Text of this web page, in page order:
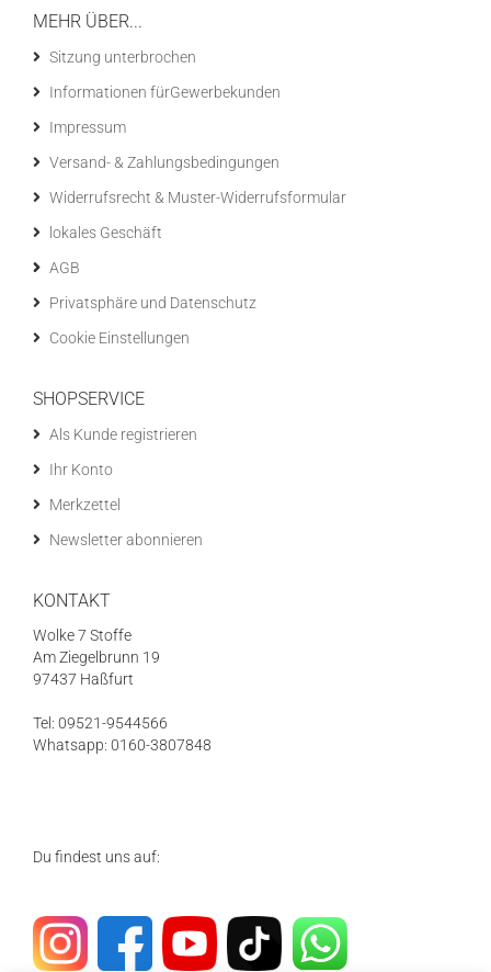
MEHR ÜBER...
Sitzung unterbrochen
Informationen fürGewerbekunden
Impressum
Versand- & Zahlungsbedingungen
Widerrufsrecht & Muster-Widerrufsformular
lokales Geschäft
AGB
Privatsphäre und Datenschutz
Cookie Einstellungen
SHOPSERVICE
Als Kunde registrieren
Ihr Konto
Merkzettel
Newsletter abonnieren
KONTAKT
Wolke 7 Stoffe
Am Ziegelbrunn 19
97437 Haßfurt
Tel: 09521-9544566
Whatsapp: 0160-3807848
Du findest uns auf: